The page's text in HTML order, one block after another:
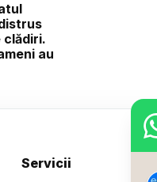
clădiri.
au
Servicii